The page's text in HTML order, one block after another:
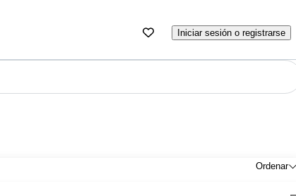
Iniciar sesión o registrarse
Ordenar